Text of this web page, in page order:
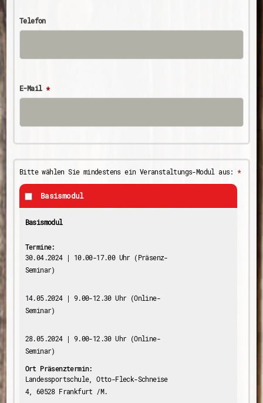
Telefon
E-Mail*
Bitte wählen Sie mindestens ein Veranstaltungs-Modul aus: *
Basismodul
Basismodul
Termine:
30.04.2024 | 10.00-17.00 Uhr (Präsenz-
Seminar)
14.05.2024 | 9.00-12.30 Uhr (Online-
Seminar)
28.05.2024 | 9.00-12.30 Uhr (Online-
Seminar)
Ort Präsenztermin:
Landessportschule, Otto-Fleck-Schneise
4, 60528 Frankfurt /M.